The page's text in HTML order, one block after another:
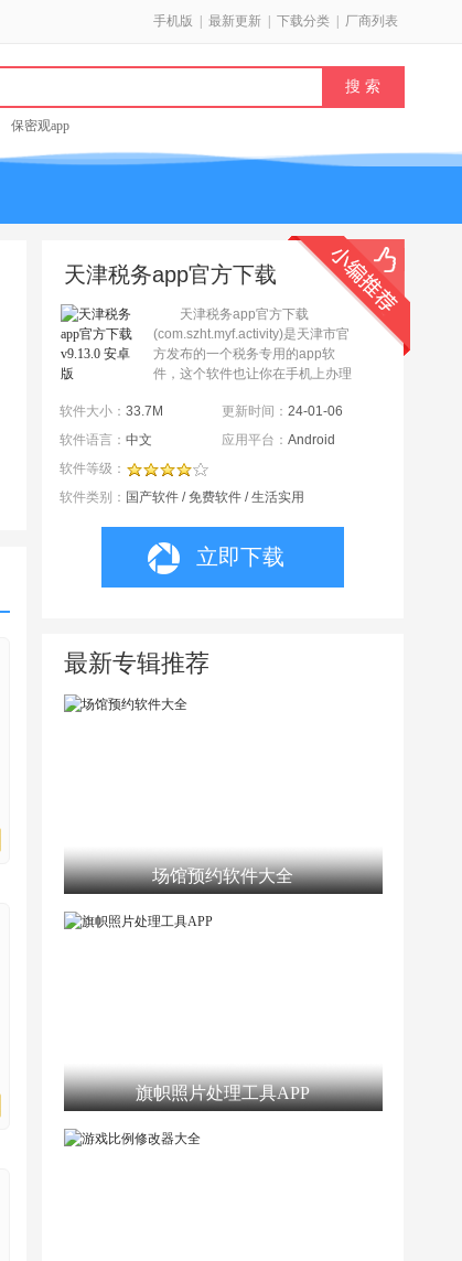
手机版 最新更新 下载分类 厂商列表
保密观app
天津税务app官方下载
v9.13.0 安卓版
天津税务app官方下载
(com.szht.myf.activity)是天津市官
方发布的一个税务专用的app软
件，这个软件也让你在手机上办理
票，个人税务查询，交税，补税等
软件大小： 33.7M 更新时间： 24-01-06
软件语言： 中文 应用平台： Android
软件等级：
软件类别： 国产软件 / 免费软件 / 生活实用
立即下载
最新专辑推荐
场馆预约软件大全
旗帜照片处理工具APP